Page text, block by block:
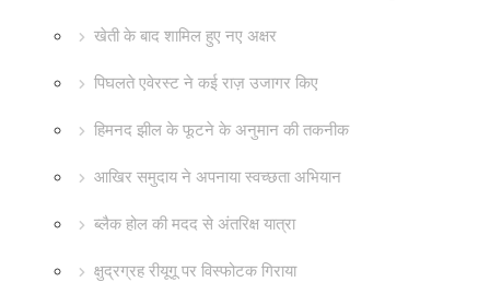
खेती के बाद शामिल हुए नए अक्षर
पिघलते एवेरस्ट ने कई राज़ उजागर किए
हिमनद झील के फूटने के अनुमान की तकनीक
आखिर समुदाय ने अपनाया स्वच्छता अभियान
ब्लैक होल की मदद से अंतरिक्ष यात्रा
क्षुद्रग्रह रीयूगू पर विस्फोटक गिराया